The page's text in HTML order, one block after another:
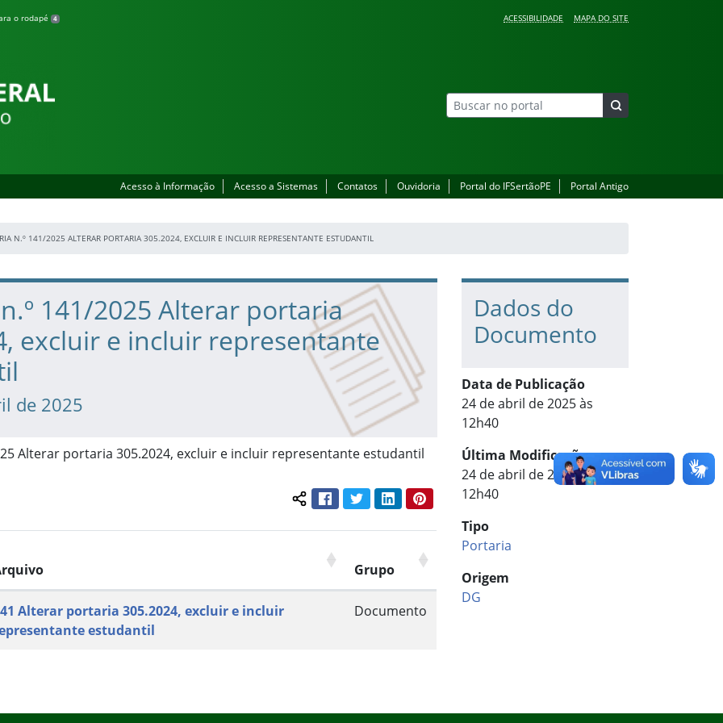
o rodapé 4 ACESSIBILIDADE MAPA DO SITE
Acesso à Informação Acesso a Sistemas Contatos Ouvidoria Portal do IFSertãoPE Portal Antigo
N.º 141/2025 ALTERAR PORTARIA 305.2024, EXCLUIR E INCLUIR REPRESENTANTE ESTUDANTIL
141/2025 Alterar portaria
excluir e incluir representante
de 2025
Alterar portaria 305.2024, excluir e incluir representante estudantil
Compartilhar conteúdo:
FacebookTwitterLinkedInPinterest
Grupo
Alterar portaria 305.2024, excluir e incluir
estudantil
Documento
Dados do
Documento
Data de Publicação
24 de abril de 2025 às
12h40
Última Modificação
24 de abril de 2025 às
12h40
Tipo
Portaria
Origem
DG